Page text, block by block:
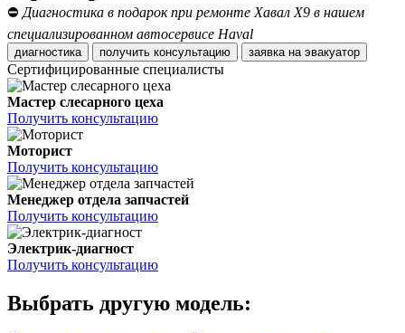
⛔ Диагностика в подарок при ремонте Хавал Х9 в нашем
специализированном автосервисе Haval
диагностика получить консультацию заявка на эвакуатор
Сертифицированные специалисты
Мастер слесарного цеха
Получить консультацию
Моторист
Получить консультацию
Менеджер отдела запчастей
Получить консультацию
Электрик-диагност
Получить консультацию
Выбрать другую модель: